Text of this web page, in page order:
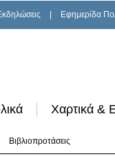
Εφημερίδα
Χαρτικά &
Βιβλιοπροτάσεις